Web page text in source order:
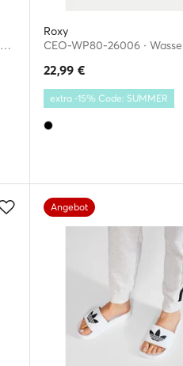
CEOWB-802793 · Wassersportschuhe
Roxy
22,99 €
extra -15% Code: SUMMER
Angebot